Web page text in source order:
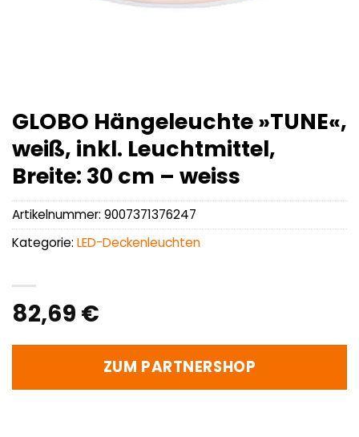
GLOBO Hängeleuchte »TUNE«,
weiß, inkl. Leuchtmittel,
Breite: 30 cm – weiss
82,69 €
ZUM PARTNERSHOP
Artikelnummer: 9007371376247
Kategorie: LED-Deckenleuchten